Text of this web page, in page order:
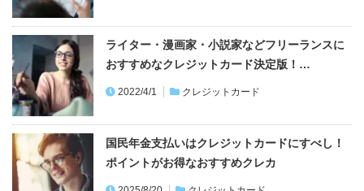
首都高カードは使わないと損！誰でも日曜20％
割引
両替はしない！ 外貨で世界を旅できるSonyBa
nkWALLET（Visaデ…